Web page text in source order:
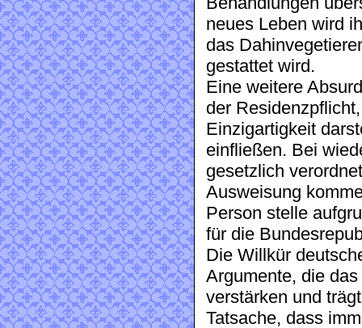
neues Leben wird
das
gestattet wird.
Eine weitere
der
Einzigartigkeit
einfließen. Bei
gesetzlich
Ausweisung
Person stelle
für die
Die Willkür
Argumente, die das
verstärken und
Tatsache, dass